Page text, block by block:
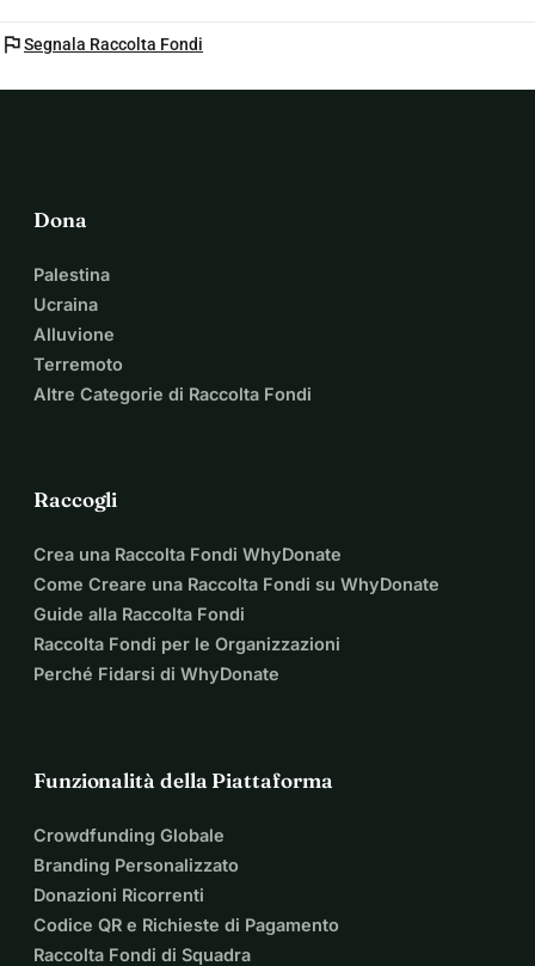
flagSegnala Raccolta Fondi
Dona
Palestina
Ucraina
Alluvione
Terremoto
Altre Categorie di Raccolta Fondi
Raccogli
Crea una Raccolta Fondi WhyDonate
Come Creare una Raccolta Fondi su WhyDonate
Guide alla Raccolta Fondi
Raccolta Fondi per le Organizzazioni
Perché Fidarsi di WhyDonate
Funzionalità della Piattaforma
Crowdfunding Globale
Branding Personalizzato
Donazioni Ricorrenti
Codice QR e Richieste di Pagamento
Raccolta Fondi di Squadra